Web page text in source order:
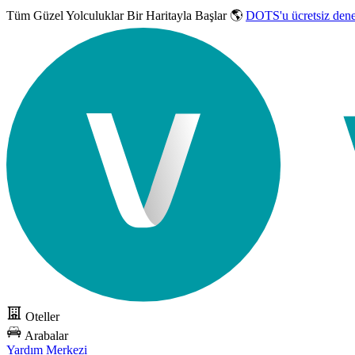
Tüm Güzel YolculuklarBir Haritayla Başlar 🌎 DOTS'u ücretsiz
Oteller
Arabalar
Yardım Merkezi